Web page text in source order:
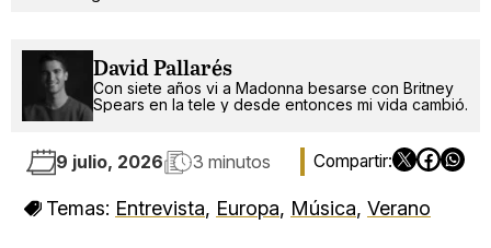
David Pallarés
Con siete años vi a Madonna besarse con Britney
Spears en la tele y desde entonces mi vida cambió.
9 julio, 2026 3 minutos
Temas: Entrevista, Europa, Música, Verano